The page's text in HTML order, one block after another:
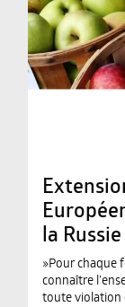
la Russie
»Pour chaque
connaître
toute violation